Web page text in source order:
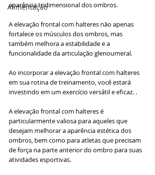
Alimentação
aparência tridimensional dos ombros.
A elevação frontal com halteres não apenas
fortalece os músculos dos ombros, mas
também melhora a estabilidade e a
funcionalidade da articulação glenoumeral.
Ao incorporar a elevação frontal com halteres
em sua rotina de treinamento, você estará
investindo em um exercício versátil e eficaz. .
A elevação frontal com halteres é
particularmente valiosa para aqueles que
desejam melhorar a aparência estética dos
ombros, bem como para atletas que precisam
de força na parte anterior do ombro para suas
atividades esportivas.